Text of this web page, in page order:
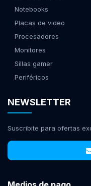
Notebooks
Placas de video
Procesadores
Monitores
Sillas gamer
Periféricos
NEWSLETTER
Suscribite para ofertas